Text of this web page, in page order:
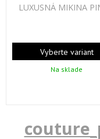
LUXUSNÁ MIKINA
Vyberte variant
Na sklade